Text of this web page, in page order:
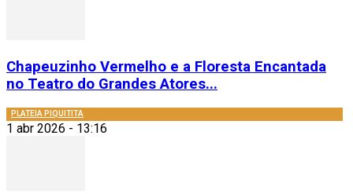
Chapeuzinho Vermelho e a Floresta Encantada
no Teatro do Grandes Atores...
PLATEIA PIQUITITA
1 abr 2026 - 13:16